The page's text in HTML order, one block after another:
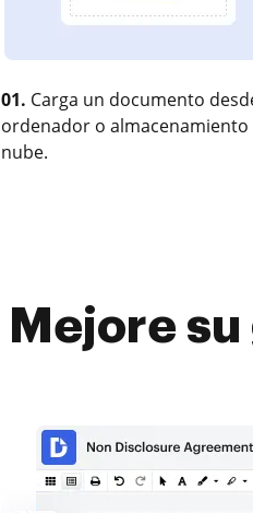
01. Carga un documento
ordenador o almacenamiento
nube.
Mejore